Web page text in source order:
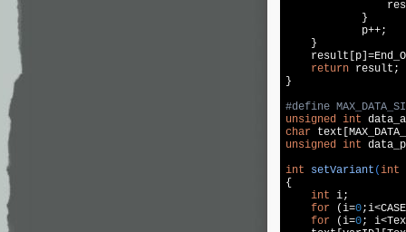
            }
            p++;
    }
return result;
}
#define
unsigned int
char
unsigned int
int
setVariant (int
{
int i;
for (i=0
for (i=0;